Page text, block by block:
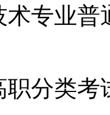
术专业普
职分类考